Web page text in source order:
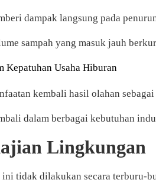
dampak langsung pada
sampah yang masuk jauh
Kepatuhan Usaha Hiburan
kembali hasil olahan
dalam berbagai kebutuhan
Lingkungan
ini tidak dilakukan secara terburu-